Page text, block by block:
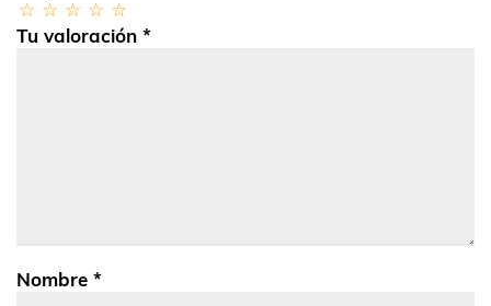
Tu valoración *
Nombre *